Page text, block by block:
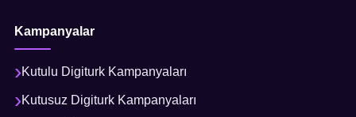
Kampanyalar
Kutulu Digiturk Kampanyaları
Kutusuz Digiturk Kampanyaları